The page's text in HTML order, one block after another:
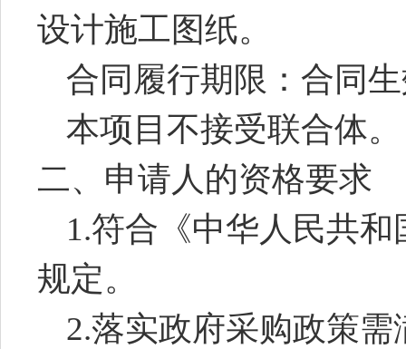
设计施工图纸。
合同履行期限：合同
本项目不接受联合体。
二、申请人的资格要求
1.符合《中华人民共
规定。
2.落实政府采购政策